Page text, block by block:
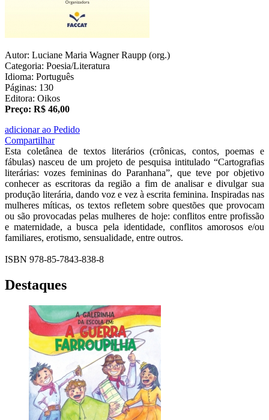
Autor: Luciane Maria Wagner Raupp (org.)
Categoria: Poesia/Literatura
Idioma: Português
Páginas: 130
Editora: Oikos
Preço: R$ 46,00
adicionar ao Pedido
Compartilhar
Esta coletânea de textos literários (crônicas, contos, poemas e
fábulas) nasceu de um projeto de pesquisa intitulado “Cartografias
literárias: vozes femininas do Paranhana”, que teve por objetivo
conhecer as escritoras da região a fim de analisar e divulgar sua
produção literária, dando voz e vez à escrita feminina. Inspiradas nas
mulheres míticas, os textos refletem sobre questões que provocam
ou são provocadas pelas mulheres de hoje: conflitos entre profissão
e maternidade, a busca pela identidade, conflitos amorosos e/ou
familiares, erotismo, sensualidade, entre outros.
ISBN 978-85-7843-838-8
Destaques